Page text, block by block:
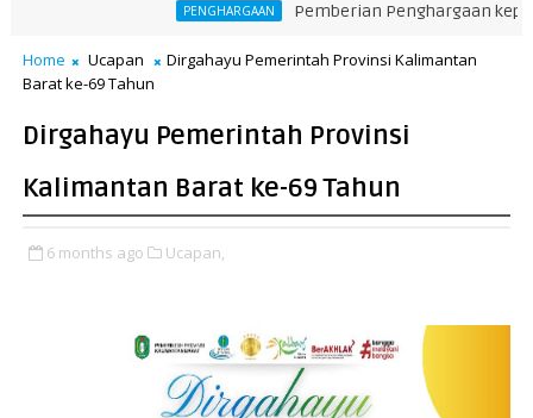
PENGHARGAAN Pemberian Penghargaan kepada
Home Ucapan
Dirgahayu Pemerintah Provinsi Kalimantan
Barat ke-69 Tahun
Dirgahayu Pemerintah Provinsi
Kalimantan Barat ke-69 Tahun
6 months ago Ucapan,